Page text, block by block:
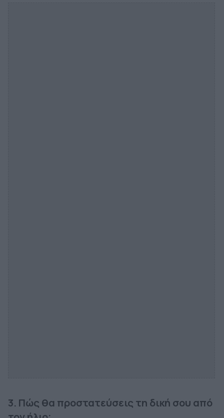
3. Πώς θα προστατεύσεις τη δική σου από